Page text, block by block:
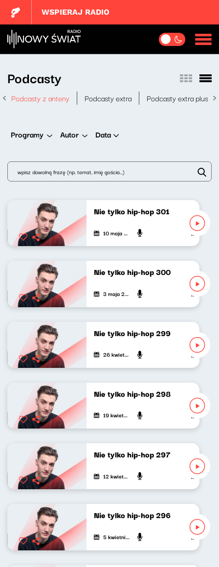
WSPIERAJ RADIO
Podcasty
Podcasty z anteny Podcasty extra Podcasty extra plus
Programy Autor Data
Nie tylko hip-hop 301
10 maja 2026 Mateusz
Nie tylko hip-hop 300
3 maja 2026 Mateusz
Nie tylko hip-hop 299
26 kwietnia 2026 Mateusz
Nie tylko hip-hop 298
19 kwietnia 2026 Mateusz
Nie tylko hip-hop 297
12 kwietnia 2026 Mateusz
Nie tylko hip-hop 296
5 kwietnia 2026 Mateusz